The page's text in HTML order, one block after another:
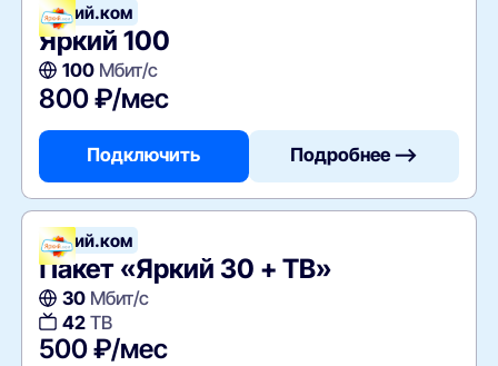
Яркий.ком
Яркий 100
100Мбит/с
800 ₽/мес
Подключить Подробнее —>
Яркий.ком
Пакет «Яркий 30 + ТВ»
30Мбит/с
42ТВ
500 ₽/мес